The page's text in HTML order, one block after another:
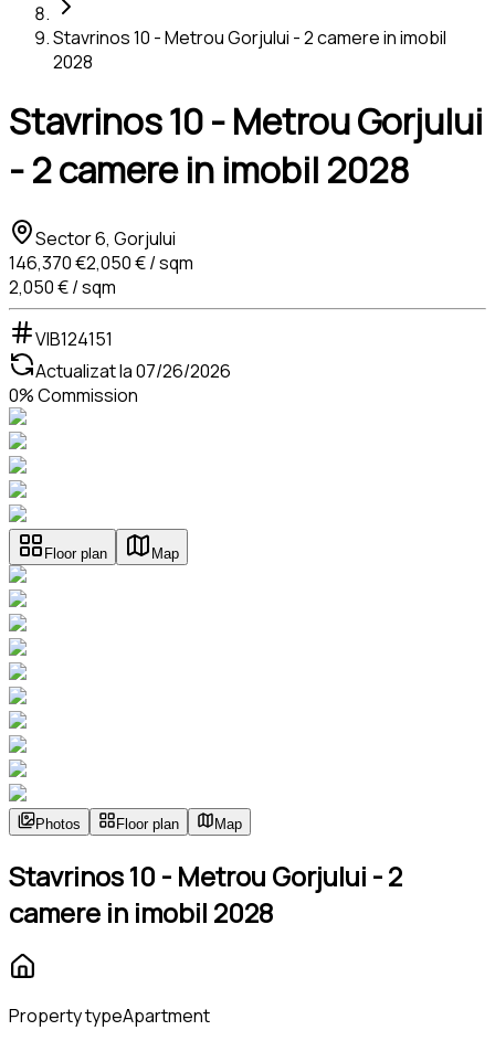
Stavrinos 10 - Metrou Gorjului - 2 camere in imobil
2028
Stavrinos 10 - Metrou Gorjului
- 2 camere in imobil 2028
Sector 6, Gorjului
146,370 €2,050 € / sqm
2,050 € / sqm
VIB124151
Actualizat la07/26/2026
0% Commission
Floor plan Map
Photos Floor plan Map
Stavrinos 10 - Metrou Gorjului - 2
camere in imobil 2028
Property typeApartment